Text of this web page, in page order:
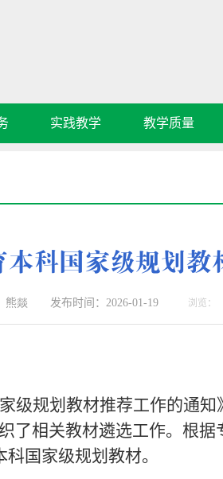
实践教学 教学质量
科国家级规划教
熊燚 发布时间：2026-01-19 浏览：
级规划教材推荐工作的通知
了相关教材遴选工作。根
国家级规划教材。